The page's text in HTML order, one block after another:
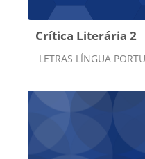
Crítica Literária 2
Categoria do curso
LETRAS LÍNGUA